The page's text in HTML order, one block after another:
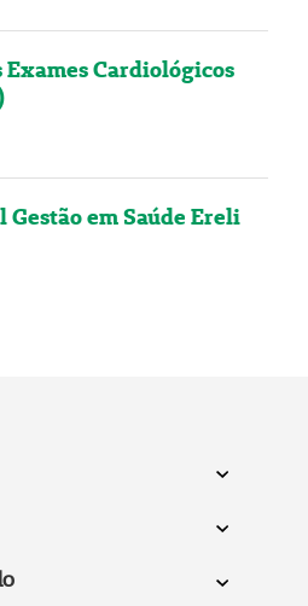
Cardiológicos
Gestão em Saúde Ereli